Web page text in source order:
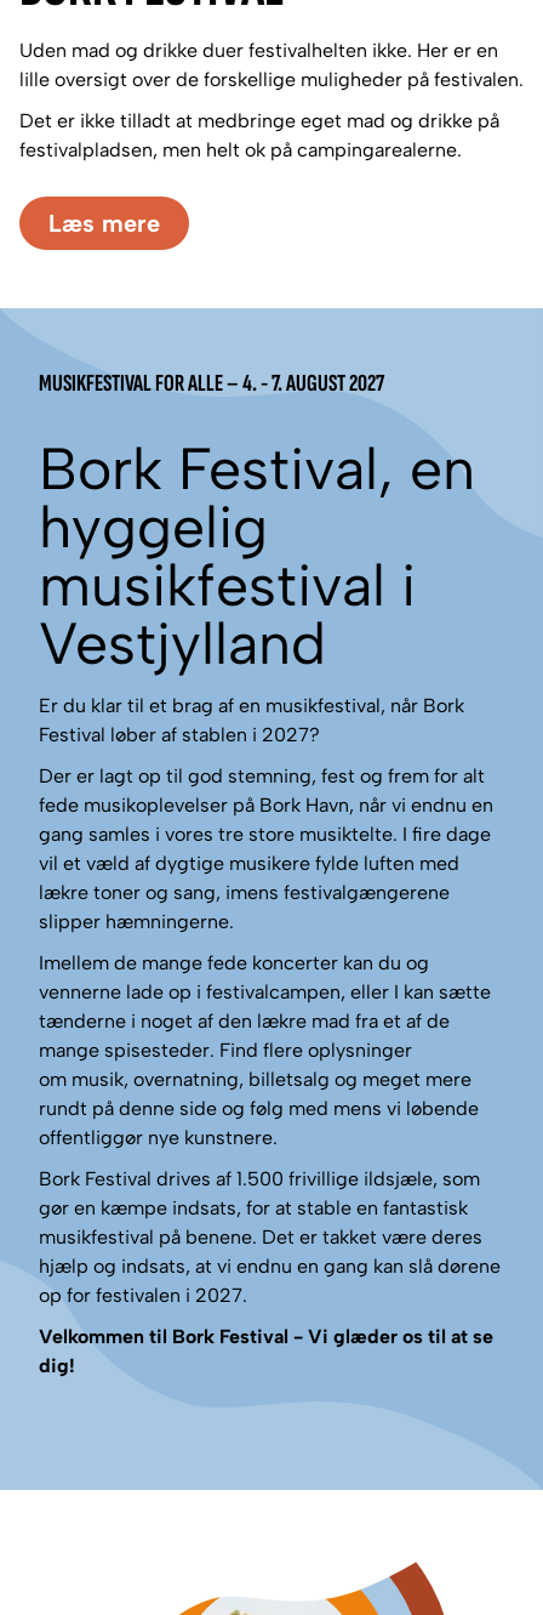
Uden mad og drikke duer festivalhelten ikke. Her er en
lille oversigt over de forskellige muligheder på festivalen.
Det er ikke tilladt at medbringe eget mad og drikke på
festivalpladsen, men helt ok på campingarealerne.
Læs mere
MUSIKFESTIVAL FOR ALLE – 4. - 7. AUGUST 2027
Bork Festival, en
hyggelig
musikfestival i
Vestjylland
Er du klar til et brag af en musikfestival, når Bork
Festival løber af stablen i 2027?
Der er lagt op til god stemning, fest og frem for alt
fede musikoplevelser på Bork Havn, når vi endnu en
gang samles i vores tre store musiktelte. I fire dage
vil et væld af dygtige musikere fylde luften med
lækre toner og sang, imens festivalgængerene
slipper hæmningerne.
Imellem de mange fede koncerter kan du og
vennerne lade op i festivalcampen, eller I kan sætte
tænderne i noget af den lækre mad fra et af de
mange spisesteder. Find flere oplysninger
om musik, overnatning, billetsalg og meget mere
rundt på denne side og følg med mens vi løbende
offentliggør nye kunstnere.
Bork Festival drives af 1.500 frivillige ildsjæle, som
gør en kæmpe indsats, for at stable en fantastisk
musikfestival på benene. Det er takket være deres
hjælp og indsats, at vi endnu en gang kan slå dørene
op for festivalen i 2027.
Velkommen til Bork Festival - Vi glæder os til at se
dig!